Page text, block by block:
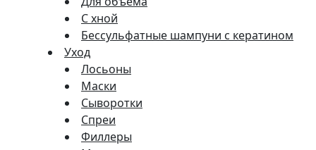
С хной
Бессульфатные шампуни с кератином
Уход
Лосьоны
Маски
Сыворотки
Спреи
Филлеры